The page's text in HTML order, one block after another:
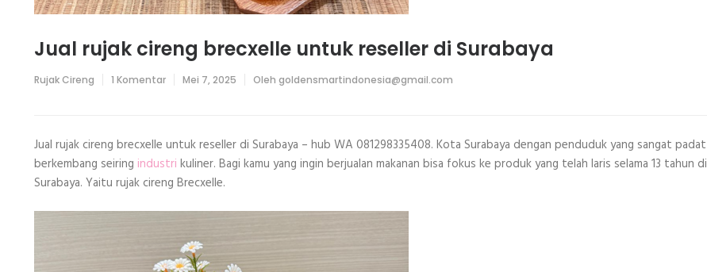
Jual rujak cireng brecxelle untuk reseller di Surabaya
Rujak Cireng 1 Komentarpada
untuk
reseller
di
Mei 7, 2025 Oleh goldensmartindonesia@gmail.com
Jual rujak cireng brecxelle untuk reseller di Surabaya – hub WA 081298335408. Kota Surabaya dengan penduduk yang sangat padat
berkembang seiring industri kuliner. Bagi kamu yang ingin berjualan makanan bisa fokus ke produk yang telah laris selama 13 tahun di
Surabaya. Yaitu rujak cireng Brecxelle.